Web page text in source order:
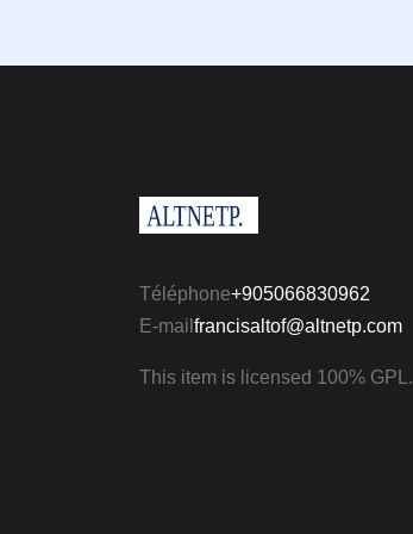
Téléphone+905066830962
E-mail francisaltof@altnetp.com
This item is licensed 100% GPL.